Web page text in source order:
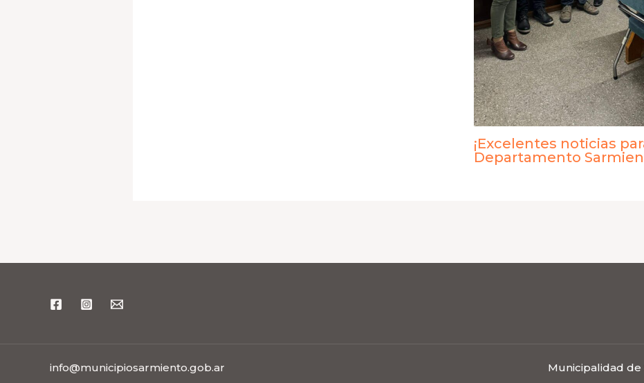
¡Excelentes noticias
Departamento
info@municipiosarmiento.gob.ar Municipalidad